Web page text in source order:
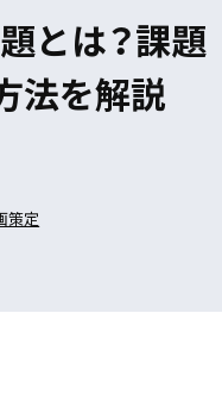
とは？課題
法を解説
策定